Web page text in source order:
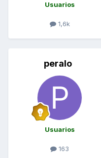
Usuarios
1,6k
peralo
Usuarios
163